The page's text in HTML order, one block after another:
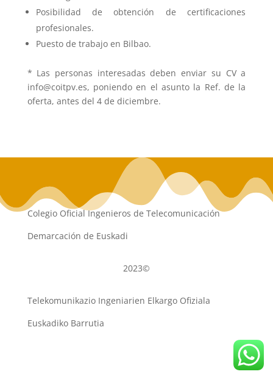
Posibilidad de obtención de certificaciones
profesionales.
Puesto de trabajo en Bilbao.
* Las personas interesadas deben enviar su CV a
info@coitpv.es, poniendo en el asunto la Ref. de la
oferta, antes del 4 de diciembre.
Colegio Oficial Ingenieros de Telecomunicación
Demarcación de Euskadi
2023©
Telekomunikazio Ingeniarien Elkargo Ofiziala
Euskadiko Barrutia